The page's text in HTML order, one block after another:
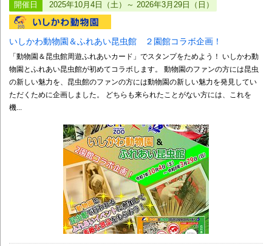
開催日 2025年10月4日（土）～ 2026年3月29日（日）
いしかわ動物園＆ふれあい昆虫館 ２園館コラボ企画！
「動物園＆昆虫館周遊ふれあいカード」でスタンプをためよう！ いしかわ動
物園とふれあい昆虫館が初めてコラボします。 動物園のファンの方には昆虫
の新しい魅力を、昆虫館のファンの方には動物園の新しい魅力を発見してい
ただくために企画しました。 どちらも来られたことがない方には、これを
機...